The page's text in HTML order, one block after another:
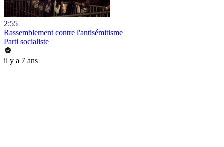
2:55
Rassemblement contre l'antisémitisme
Parti socialiste
il y a 7 ans